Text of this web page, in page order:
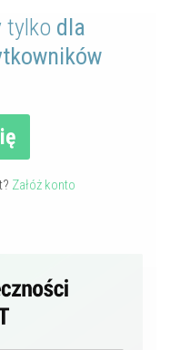
tylko dla
Załóż konto